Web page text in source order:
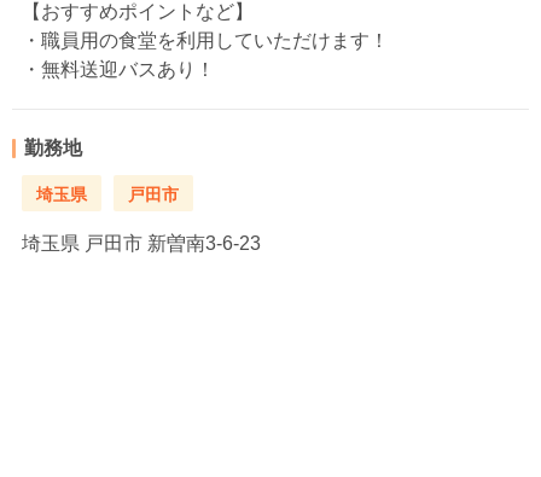
【おすすめポイントなど】
・職員用の食堂を利用していただけます！
・無料送迎バスあり！
勤務地
埼玉県 戸田市
埼玉県 戸田市 新曽南3-6-23